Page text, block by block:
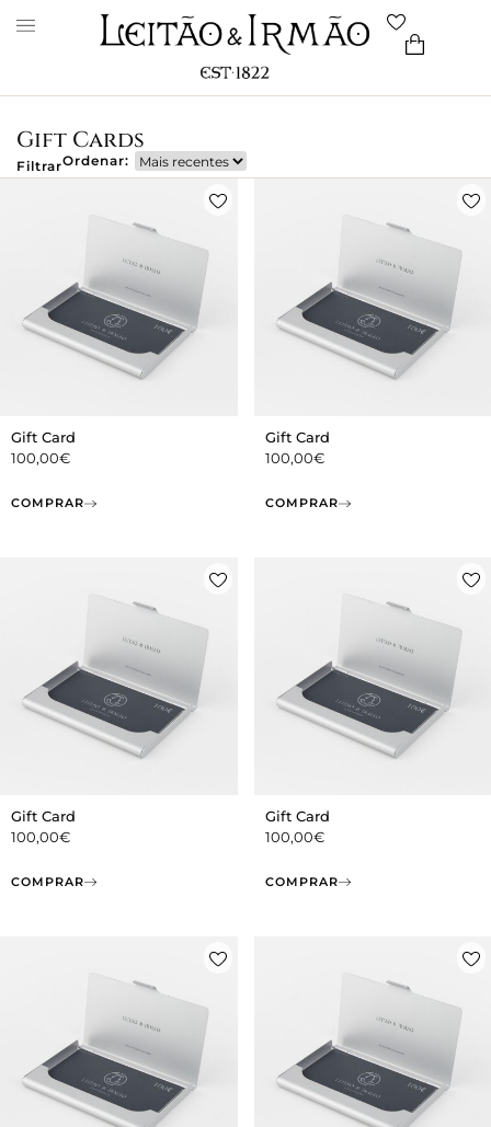
Gift Cards
FiltrarOrdenar:
Gift Card
100,00€
COMPRAR
Gift Card
100,00€
COMPRAR
Gift Card
100,00€
COMPRAR
Gift Card
100,00€
COMPRAR